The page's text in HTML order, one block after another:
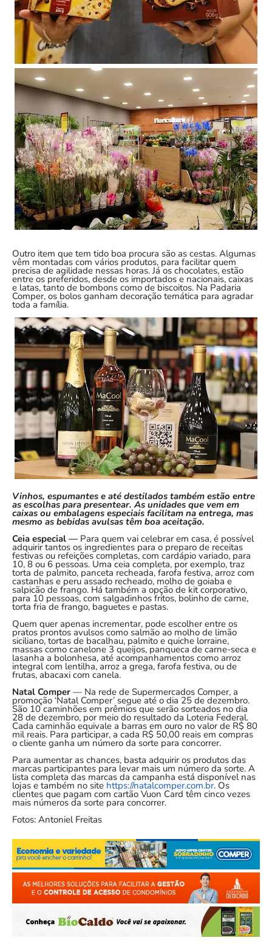
Outro item que tem tido boa procura são as cestas. Algumas
vêm montadas com vários produtos, para facilitar quem
precisa de agilidade nessas horas. Já os chocolates, estão
entre os preferidos, desde os importados e nacionais, caixas
e latas, tanto de bombons como de biscoitos. Na Padaria
Comper, os bolos ganham decoração temática para agradar
toda a família.
Vinhos, espumantes e até destilados também estão entre
as escolhas para presentear. As unidades que vem em
caixas ou embalagens especiais facilitam na entrega, mas
mesmo as bebidas avulsas têm boa aceitação.
Ceia especial — Para quem vai celebrar em casa, é possível
adquirir tantos os ingredientes para o preparo de receitas
festivas ou refeições completas, com cardápio variado, para
10, 8 ou 6 pessoas. Uma ceia completa, por exemplo, traz
torta de palmito, panceta recheada, farofa festiva, arroz com
castanhas e peru assado recheado, molho de goiaba e
salpicão de frango. Há também a opção de kit corporativo,
para 10 pessoas, com salgadinhos fritos, bolinho de carne,
torta fria de frango, baguetes e pastas.
Quem quer apenas incrementar, pode escolher entre os
pratos prontos avulsos como salmão ao molho de limão
siciliano, tortas de bacalhau, palmito e quiche lorraine,
massas como canelone 3 queijos, panqueca de carne-seca e
lasanha a bolonhesa, até acompanhamentos como arroz
integral com lentilha, arroz a grega, farofa festiva, ou de
frutas, abacaxi com canela.
Natal Comper — Na rede de Supermercados Comper, a
promoção ‘Natal Comper’ segue até o dia 25 de dezembro.
São 10 caminhões em prêmios que serão sorteados no dia
28 de dezembro, por meio do resultado da Loteria Federal.
Cada caminhão equivale a barras em ouro no valor de R$ 80
mil reais. Para participar, a cada R$ 50,00 reais em compras
o cliente ganha um número da sorte para concorrer.
Para aumentar as chances, basta adquirir os produtos das
marcas participantes para levar mais um número da sorte. A
lista completa das marcas da campanha está disponível nas
lojas e também no site https://natalcomper.com.br. Os
clientes que pagam com cartão Vuon Card têm cinco vezes
mais números da sorte para concorrer.
Fotos: Antoniel Freitas